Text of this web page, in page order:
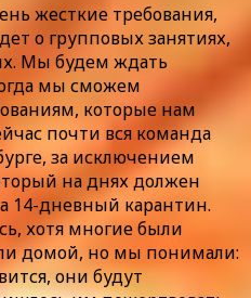
жесткие требования,
о групповых занятиях,
Мы будем ждать
мы сможем
которые нам
почти вся команда
за исключением
на днях должен
14-дневный карантин.
хотя многие были
домой, но мы понимали:
они будут